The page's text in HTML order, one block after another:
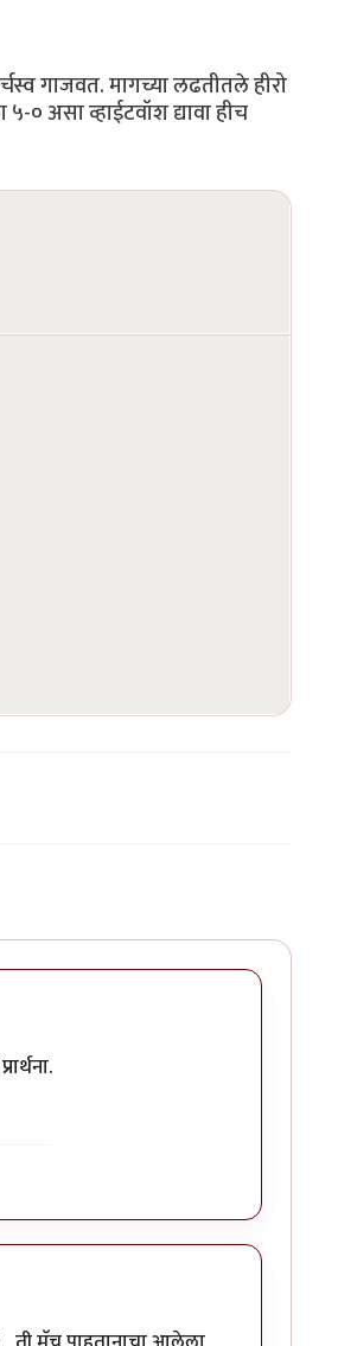
गाजवत. मागच्या लढतीतले हीरो
असा व्हाईटवॉश द्यावा हीच